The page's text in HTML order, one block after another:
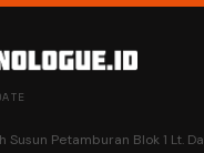
Susun Petamburan Blok 1 Lt.